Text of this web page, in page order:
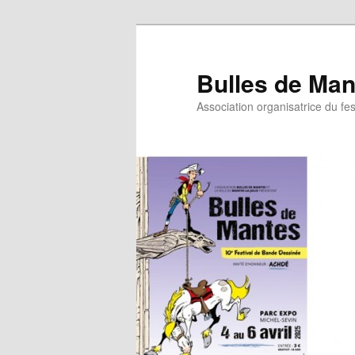
Bulles de
Association organisatrice du